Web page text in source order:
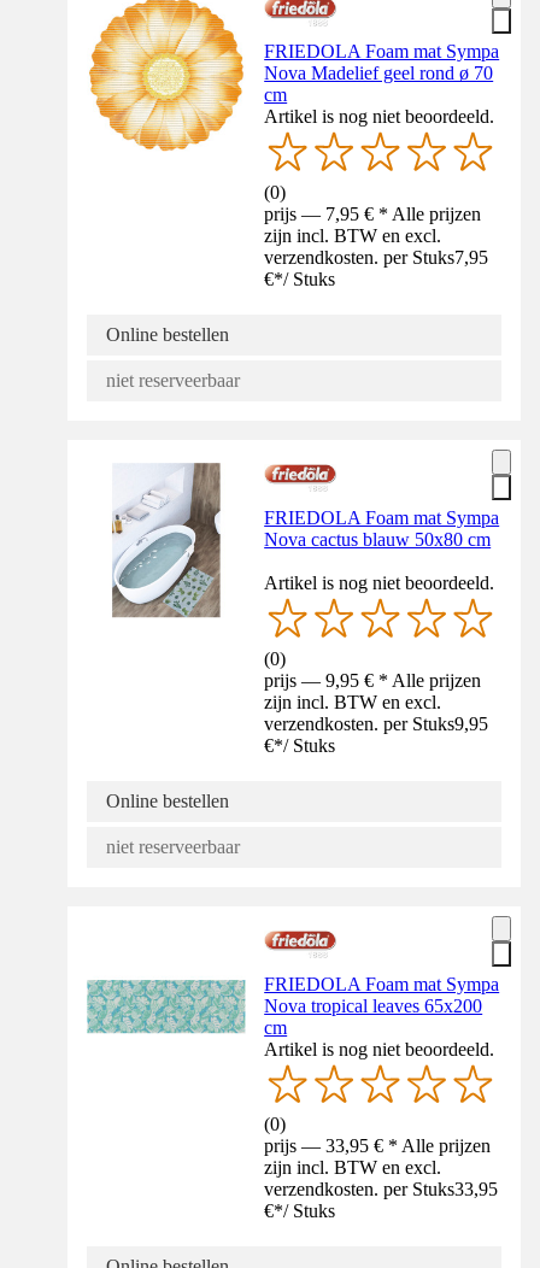
FRIEDOLA Foam mat Sympa
Nova Madelief geel rond ø 70
cm
Artikel is nog niet beoordeeld.
(0)
prijs — 7,95 € * Alle prijzen
zijn incl. BTW en excl.
verzendkosten. per Stuks7,95
€*/ Stuks
Online bestellen
niet reserveerbaar
FRIEDOLA Foam mat Sympa
Nova cactus blauw 50x80 cm
Artikel is nog niet beoordeeld.
(0)
prijs — 9,95 € * Alle prijzen
zijn incl. BTW en excl.
verzendkosten. per Stuks9,95
€*/ Stuks
Online bestellen
niet reserveerbaar
FRIEDOLA Foam mat Sympa
Nova tropical leaves 65x200
cm
Artikel is nog niet beoordeeld.
(0)
prijs — 33,95 € * Alle prijzen
zijn incl. BTW en excl.
verzendkosten. per Stuks33,95
€*/ Stuks